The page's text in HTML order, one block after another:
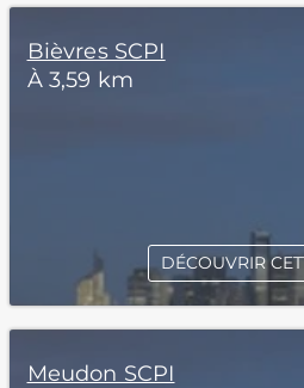
Bièvres SCPI
À 3,59 km
DÉCOUVRIR
Meudon SCPI